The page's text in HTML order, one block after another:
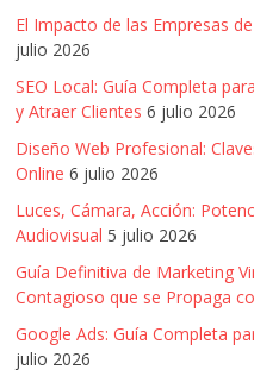
El Impacto de las Empresas
julio 2026
SEO Local: Guía Completa
y Atraer Clientes 6 julio 2026
Diseño Web Profesional:
Online 6 julio 2026
Luces, Cámara, Acción:
Audiovisual 5 julio 2026
Guía Definitiva de Marketing
Contagioso que se Propaga
Google Ads: Guía Completa
julio 2026